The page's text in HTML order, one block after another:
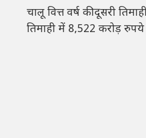
चालू वित्त वर्ष की दूसरी
तिमाही में 8,522 करोड़ रुपये